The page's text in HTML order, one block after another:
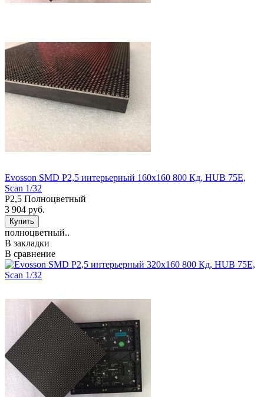
Evosson SMD P2,5 интерьерный 160x160 800 Кд, HUB 75Е,
Scan 1/32
P2,5 Полноцветный
3 904 руб.
полноцветный..
В закладки
В сравнение